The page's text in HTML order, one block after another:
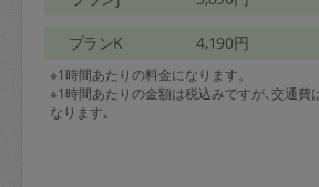
プランK 4,190円
※1時間あたりの料金になります。
※1時間あたりの金額は税込みですが､交通費
なります｡